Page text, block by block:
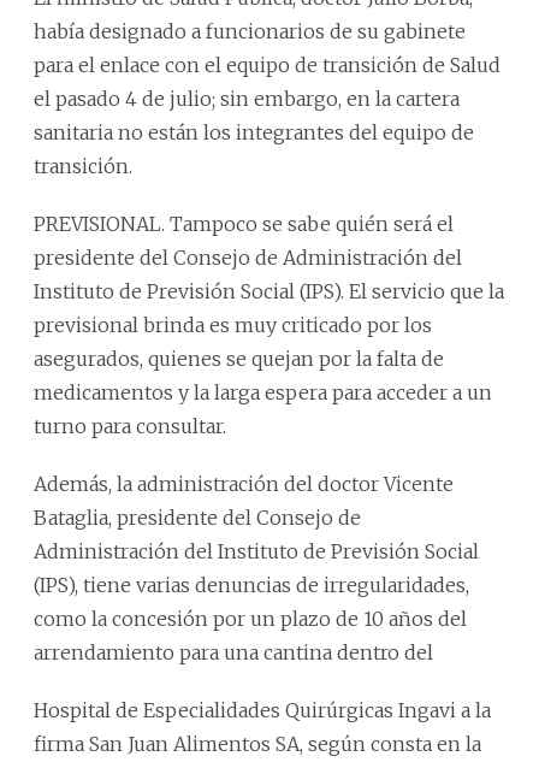
había designado a funcionarios de su gabinete
para el enlace con el equipo de transición de Salud
el pasado 4 de julio; sin embargo, en la cartera
sanitaria no están los integrantes del equipo de
transición.
PREVISIONAL. Tampoco se sabe quién será el
presidente del Consejo de Administración del
Instituto de Previsión Social (IPS). El servicio que la
previsional brinda es muy criticado por los
asegurados, quienes se quejan por la falta de
medicamentos y la larga espera para acceder a un
turno para consultar.
Además, la administración del doctor Vicente
Bataglia, presidente del Consejo de
Administración del Instituto de Previsión Social
(IPS), tiene varias denuncias de irregularidades,
como la concesión por un plazo de 10 años del
arrendamiento para una cantina dentro del
Hospital de Especialidades Quirúrgicas Ingavi a la
firma San Juan Alimentos SA, según consta en la